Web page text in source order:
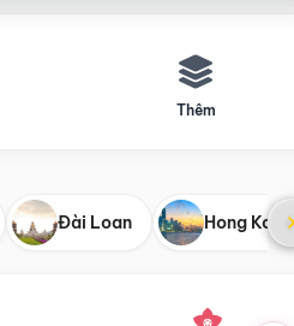
Thêm
Đài Loan Hong Kong